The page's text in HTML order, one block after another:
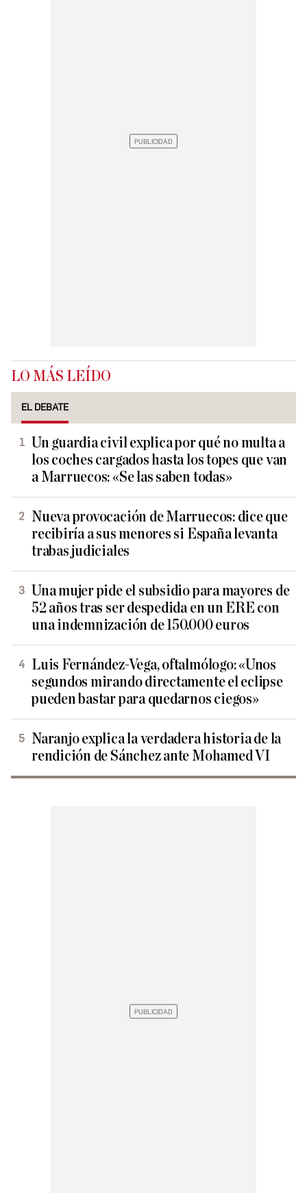
LO MÁS LEÍDO
EL DEBATE
Un guardia civil explica por qué no multa a
los coches cargados hasta los topes que van
a Marruecos: «Se las saben todas»
Nueva provocación de Marruecos: dice que
recibiría a sus menores si España levanta
trabas judiciales
Una mujer pide el subsidio para mayores de
52 años tras ser despedida en un ERE con
una indemnización de 150.000 euros
Luis Fernández-Vega, oftalmólogo: «Unos
segundos mirando directamente el eclipse
pueden bastar para quedarnos ciegos»
Naranjo explica la verdadera historia de la
rendición de Sánchez ante Mohamed VI